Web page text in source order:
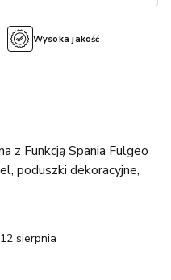
z Funkcją Spania Fulgeo
poduszki dekoracyjne,
sierpnia
Wysoka jakość